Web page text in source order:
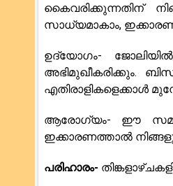
കൈവരിക്കുന്നതിന്
സാധ്യമാകാം,
ഉദ്യോഗം-
അഭിമുഖീകരിക്കും.
എതിരാളികളെക്കാൾ
ആരോഗ്യം- ഈ സമയം
ഇക്കാരണത്താൽ
പരിഹാരം-